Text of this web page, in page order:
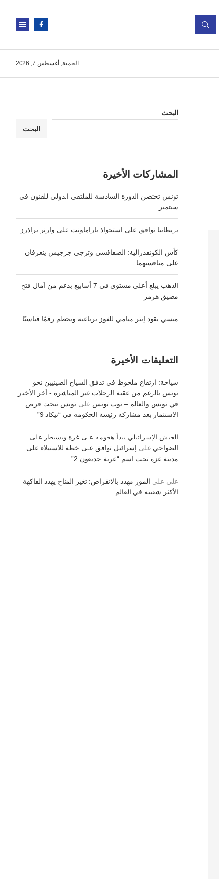
الجمعة, أغسطس 7, 2026
البحث
البحث
المشاركات الأخيرة
تونس تحتضن الدورة السادسة للملتقى الدولي للفنون في
سبتمبر
بريطانيا توافق على استحواذ باراماونت على وارنر براذرز
كأس الكونفدرالية: الصفاقسي وترجي جرجيس يتعرفان
على منافسيهما
الذهب يبلغ أعلى مستوى في 7 أسابيع بدعم من آمال فتح
مضيق هرمز
ميسي يقود إنتر ميامي للفوز برباعية ويحطم رقمًا قياسيًا
التعليقات الأخيرة
سياحة: ارتفاع ملحوظ في تدفق السياح الصينيين نحو
تونس بالرغم من عقبة الرحلات غير المباشرة - آخر الأخبار
في تونس والعالم – توب تونس علىتونس تبحث فرص
الاستثمار بعد مشاركة رئيسة الحكومة في “تيكاد 9”
الجيش الإسرائيلي يبدأ هجومه على غزة ويسيطر على
الضواحي على إسرائيل توافق على خطة للاستيلاء على
مدينة غزة تحت اسم “عربة جديعون 2”
علي على الموز مهدد بالانقراض: تغير المناخ يهدد الفاكهة
الأكثر شعبية في العالم